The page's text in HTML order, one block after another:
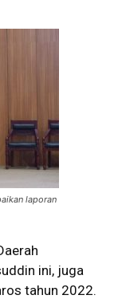
laporan
ini, juga
tahun 2022.